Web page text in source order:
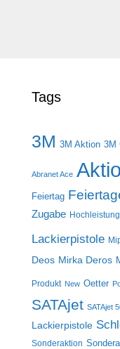
Tags
3M 3M Aktion 3M
Abranet Ace
Feiertag
Zugabe
Lackierpistole
Deos Mirka Deros
Produkt New Oetter
SATAjet SATAjet
Lackierpistole
Sonderaktion